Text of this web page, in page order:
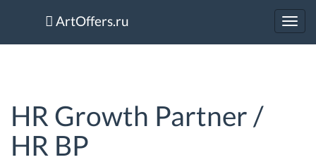
ArtOffers.ru
HR Growth Partner /
HR BP